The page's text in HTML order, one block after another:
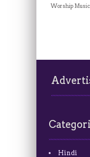
Worship
Hindi